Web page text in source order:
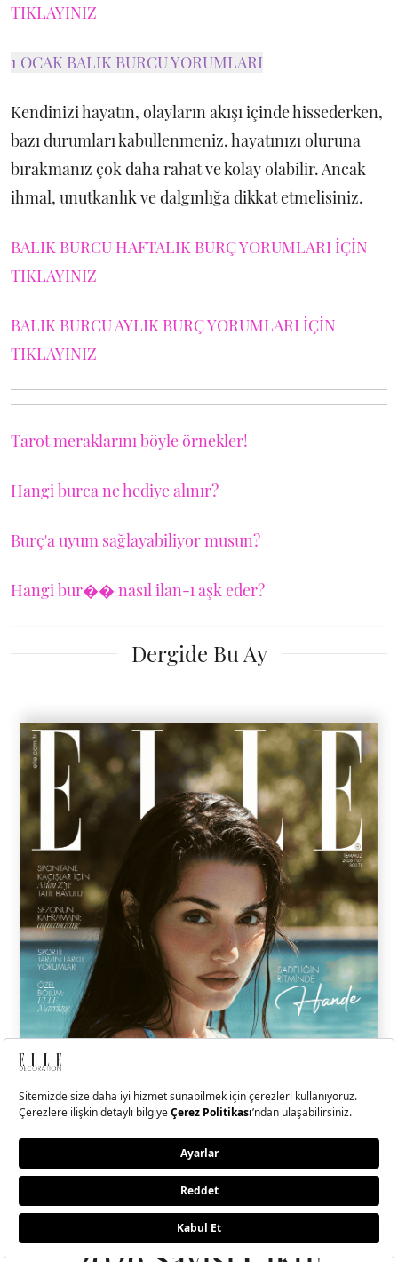
TIKLAYINIZ
1 OCAK BALIK BURCU YORUMLARI
Kendinizi hayatın, olayların akışı içinde hissederken,
bazı durumları kabullenmeniz, hayatınızı oluruna
bırakmanız çok daha rahat ve kolay olabilir. Ancak
ihmal, unutkanlık ve dalgınlığa dikkat etmelisiniz.
BALIK BURCU HAFTALIK BURÇ YORUMLARI İÇİN
TIKLAYINIZ
BALIK BURCU AYLIK BURÇ YORUMLARI İÇİN
TIKLAYINIZ
Tarot meraklarını böyle örnekler!
Hangi burca ne hediye alınır?
Burç'a uyum sağlayabiliyor musun?
Hangi bur�� nasıl ilan-ı aşk eder?
Dergide Bu Ay
ELLE Temmuz-Ağustos